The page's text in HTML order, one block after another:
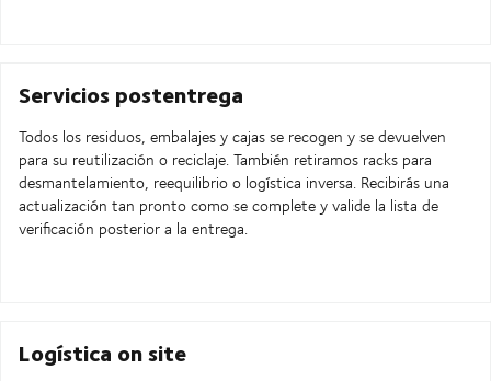
Servicios postentrega
Todos los residuos, embalajes y cajas se recogen y se devuelven
para su reutilización o reciclaje. También retiramos racks para
desmantelamiento, reequilibrio o logística inversa. Recibirás una
actualización tan pronto como se complete y valide la lista de
verificación posterior a la entrega.
Logística on site